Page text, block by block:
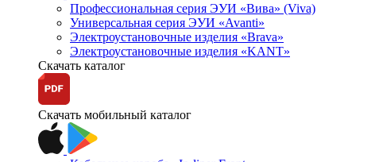
Профессиональная серия ЭУИ «Вива» (Viva)
Универсальная серия ЭУИ «Avanti»
Электроустановочные изделия «Brava»
Электроустановочные изделия «KANT»
Скачать каталог
Скачать мобильный каталог